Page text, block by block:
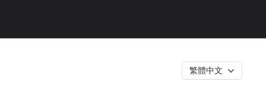
繁體中文